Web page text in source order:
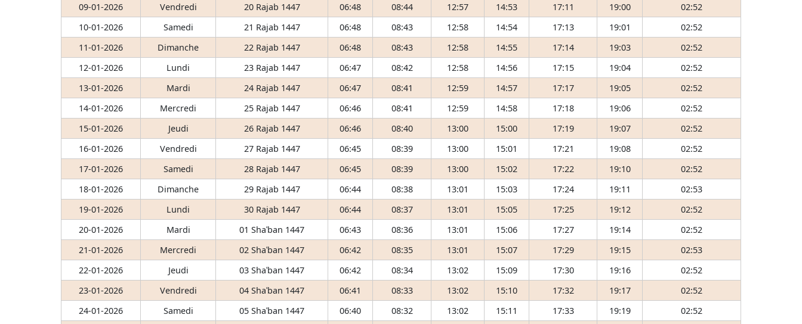
09-01-2026
Vendredi 20 Rajab 1447 06:48 08:44 12:57 14:53 17:11 19:00
02:52
10-01-2026
Samedi 21 Rajab 1447 06:48 08:43 12:58 14:54 17:13 19:01
02:52
11-01-2026
Dimanche 22 Rajab 1447 06:48 08:43 12:58 14:55 17:14 19:03
02:52
12-01-2026
Lundi 23 Rajab 1447 06:47 08:42 12:58 14:56 17:15 19:04
02:52
13-01-2026
Mardi 24 Rajab 1447 06:47 08:41 12:59 14:57 17:17 19:05
02:52
14-01-2026
Mercredi 25 Rajab 1447 06:46 08:41 12:59 14:58 17:18 19:06
02:52
15-01-2026
Jeudi 26 Rajab 1447 06:46 08:40 13:00 15:00 17:19 19:07
02:52
16-01-2026
Vendredi 27 Rajab 1447 06:45 08:39 13:00 15:01 17:21 19:08
02:52
17-01-2026
Samedi 28 Rajab 1447 06:45 08:39 13:00 15:02 17:22 19:10
02:52
18-01-2026
Dimanche 29 Rajab 1447 06:44 08:38 13:01 15:03 17:24 19:11
02:53
19-01-2026
Lundi 30 Rajab 1447 06:44 08:37 13:01 15:05 17:25 19:12
02:52
20-01-2026
Mardi 01 Shaʿban 1447 06:43 08:36 13:01 15:06 17:27 19:14
02:52
21-01-2026
Mercredi 02 Shaʿban 1447 06:42 08:35 13:01 15:07 17:29 19:15
02:53
22-01-2026
Jeudi 03 Shaʿban 1447 06:42 08:34 13:02 15:09 17:30 19:16
02:52
23-01-2026
Vendredi 04 Shaʿban 1447 06:41 08:33 13:02 15:10 17:32 19:17
02:52
24-01-2026
Samedi 05 Shaʿban 1447 06:40 08:32 13:02 15:11 17:33 19:19
02:52